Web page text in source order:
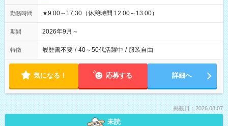
勤務時間 ★9:00～17:30（休憩時間 12:00～13:00）
期間 2026年9月～
特徴 履歴書不要 / 40～50代活躍中 / 服装自由
気になる！ 応募する 詳細へ
掲載日：2026.08.07
未読